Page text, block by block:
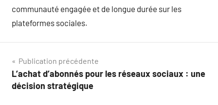
communauté engagée et de longue durée sur les
plateformes sociales.
Navigation
de
Publication précédente
L’achat d’abonnés pour les réseaux sociaux : une
décision stratégique